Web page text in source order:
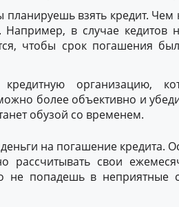
планируешь взять кредит.
Например, в случае кедитов
чтобы срок погашения
организацию,
более объективно и
обузой со временем.
на погашение кредита.
рассчитывать свои
не попадешь в неприятные